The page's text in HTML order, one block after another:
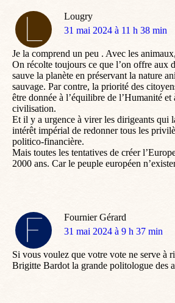
Lougry
dit
31 mai 2024 à 11 h 38 min
Je la comprend un peu . Avec les
On récolte toujours ce que l’on offre aux
sauve la planète en préservant la nature
sauvage. Par contre, la priorité des
être donnée à l’équilibre de l’Humanité et
civilisation.
Et il y a urgence à virer les dirigeants qui
intérêt impérial de redonner tous les
politico-financière.
Mais toutes les tentatives de créer
2000 ans. Car le peuple européen
Fournier Gérard
dit
31 mai 2024 à 9 h 37 min
Si vous voulez que votre vote ne serve à
Brigitte Bardot la grande politologue des